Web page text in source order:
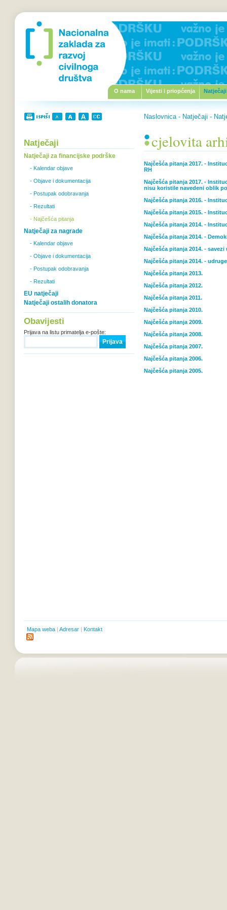
Natječaji
Vijesti i priopćenja
O nama
Natječaji
Natječaji za financijske podrške
- Kalendar objave
- Objave i dokumentacija
- Postupak odobravanja
- Rezultati
- Najčešća pitanja
Natječaji za nagrade
- Kalendar objave
- Objave i dokumentacija
- Postupak odobravanja
- Rezultati
EU natječaji
Natječaji ostalih donatora
Obavijesti
Prijava na listu primatelja e-pošte:
Naslovnica- Natječaji -
cjelovita
Najčešća pitanja 2017. -
RH
Najčešća pitanja 2017. -
nisu koristile navedeni oblik
Najčešća pitanja 2016. -
Najčešća pitanja 2015. -
Najčešća pitanja 2014. -
Najčešća pitanja 2014. -
Najčešća pitanja 2014. -
Najčešća pitanja 2014. -
Najčešća pitanja 2013.
Najčešća pitanja 2012.
Najčešća pitanja 2011.
Najčešća pitanja 2010.
Najčešća pitanja 2009.
Najčešća pitanja 2008.
Najčešća pitanja 2007.
Najčešća pitanja 2006.
Najčešća pitanja 2005.
Mapa weba| Adresar| Kontakt